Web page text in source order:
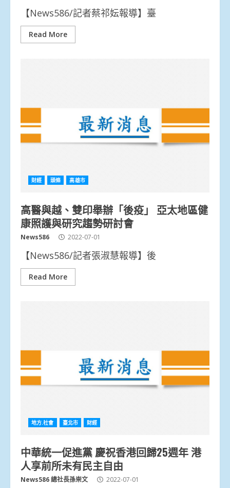
【News586/記者蔡祁妘報導】臺
Read More
財經 頭條 高雄市
高醫與越、雙印舉辦「後疫」 亞太地區健
康照護與研究趨勢研討會
News586 2022-07-01
【News586/記者張淑慧報導】後
Read More
地方.社會 臺北市 財經
中華統一促進黨 慶祝香港回歸25週年 港
人享前所未有民主自由
News586 總社長孫崇文 2022-07-01